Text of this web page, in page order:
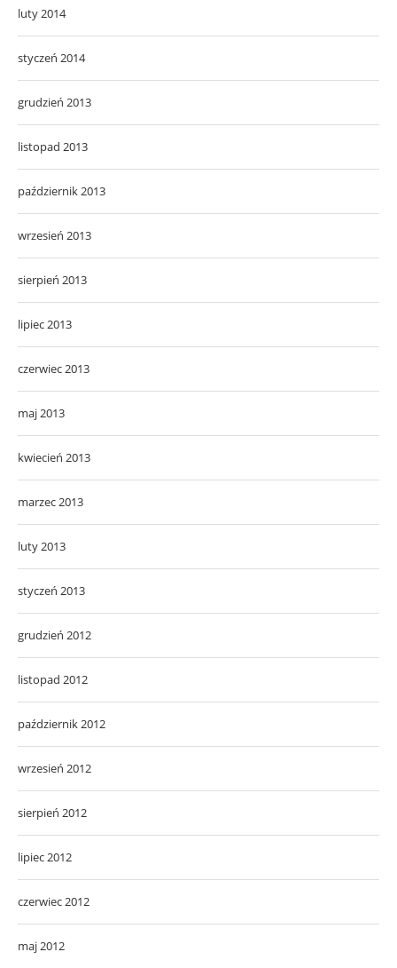
luty 2014
styczeń 2014
grudzień 2013
listopad 2013
październik 2013
wrzesień 2013
sierpień 2013
lipiec 2013
czerwiec 2013
maj 2013
kwiecień 2013
marzec 2013
luty 2013
styczeń 2013
grudzień 2012
listopad 2012
październik 2012
wrzesień 2012
sierpień 2012
lipiec 2012
czerwiec 2012
maj 2012